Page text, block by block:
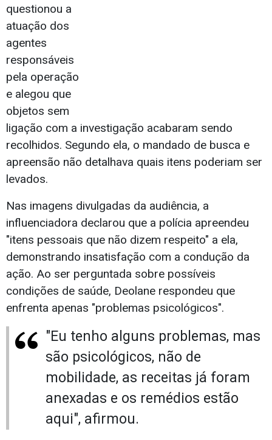
questionou a
atuação dos
agentes
responsáveis
pela operação
e alegou que
objetos sem
ligação com a investigação acabaram sendo
recolhidos. Segundo ela, o mandado de busca e
apreensão não detalhava quais itens poderiam ser
levados.
Nas imagens divulgadas da audiência, a
influenciadora declarou que a polícia apreendeu
"itens pessoais que não dizem respeito" a ela,
demonstrando insatisfação com a condução da
ação. Ao ser perguntada sobre possíveis
condições de saúde, Deolane respondeu que
enfrenta apenas "problemas psicológicos".
"Eu tenho alguns problemas, mas
são psicológicos, não de
mobilidade, as receitas já foram
anexadas e os remédios estão
aqui", afirmou.